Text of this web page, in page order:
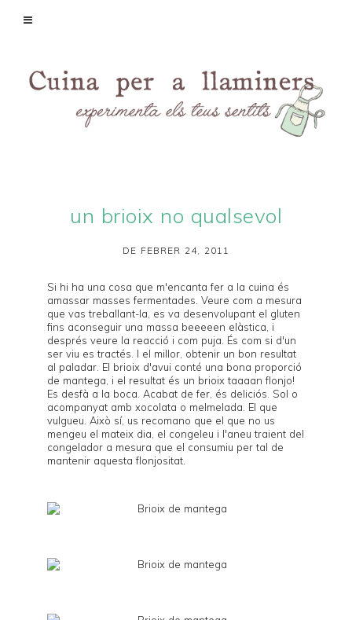
un brioix no qualsevol
DE FEBRER 24, 2011
Si hi ha una cosa que m'encanta fer a la cuina és
amassar masses fermentades. Veure com a mesura
que vas treballant-la, es va desenvolupant el gluten
fins aconseguir una massa beeeeen elàstica, i
després veure la reacció i com puja. És com si d'un
ser viu es tractés. I el millor, obtenir un bon resultat
al paladar. El brioix d'avui conté una bona proporció
de mantega, i el resultat és un brioix taaaan flonjo!
Es desfà a la boca. Acabat de fer, és deliciós. Sol o
acompanyat amb xocolata o melmelada. El que
vulgueu. Això sí, us recomano que el que no us
mengeu el mateix dia, el congeleu i l'aneu traient del
congelador a mesura que el consumiu per tal de
mantenir aquesta flonjositat.